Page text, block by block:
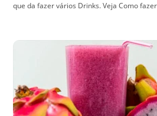
que da fazer vários Drinks. Veja Como